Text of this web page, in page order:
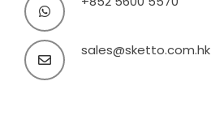
sales@sketto.com.hk